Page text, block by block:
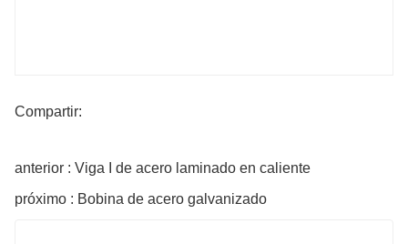
Compartir:
anterior : Viga I de acero laminado en caliente
próximo : Bobina de acero galvanizado